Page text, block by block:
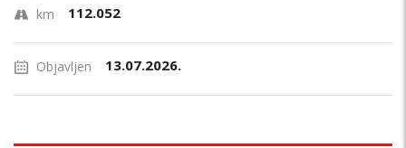
km 112.052
Objavljen 13.07.2026.